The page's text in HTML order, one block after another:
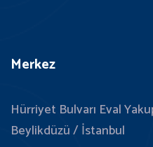
Merkez
Hürriyet Bulvarı Eval
Beylikdüzü / İstanbul